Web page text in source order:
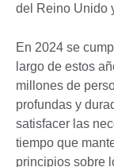
del Reino Unido
En 2024 se
largo de estos
millones de
profundas y
satisfacer las
tiempo que
principios sobre